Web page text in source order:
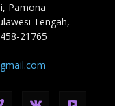
Pamona
Tengah,
21765